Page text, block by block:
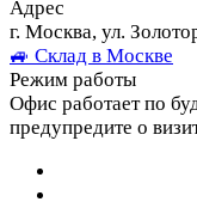
Адрес
г. Москва, ул.
🚙 Склад в Москве
Режим работы
Офис работает по
предупредите о